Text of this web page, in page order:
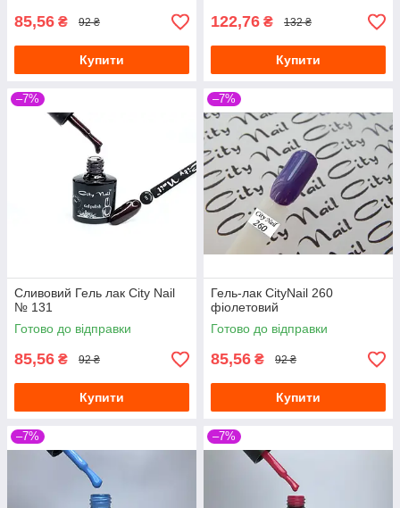
85,56 ₴ 92 ₴
Купити
122,76 ₴ 132 ₴
Купити
–7%
Сливовий Гель лак City Nail
№ 131
Готово до відправки
85,56 ₴ 92 ₴
Купити
–7%
Гель-лак CityNail 260
фіолетовий
Готово до відправки
85,56 ₴ 92 ₴
Купити
–7% –7%